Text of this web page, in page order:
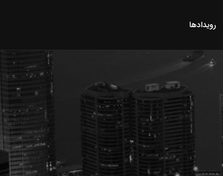
رویدادها